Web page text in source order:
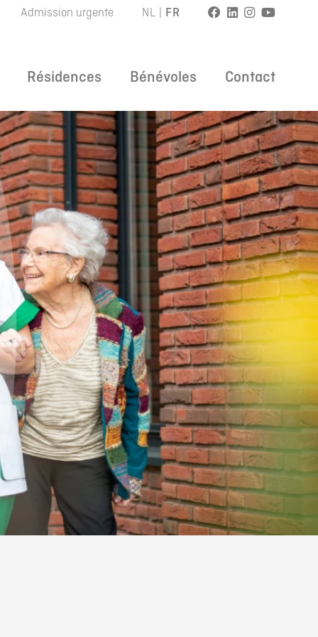
Admission urgente NL FR
Résidences Bénévoles Contact